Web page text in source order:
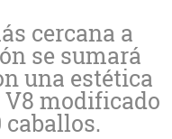
cercana a
se sumará
una estética
modificado